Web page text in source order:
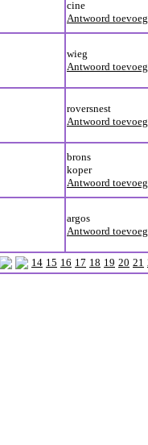
cine
Antwoord
wieg
Antwoord
roversnest
Antwoord
brons
koper
Antwoord
argos
Antwoord
14 15 16 17 18 19 20 21